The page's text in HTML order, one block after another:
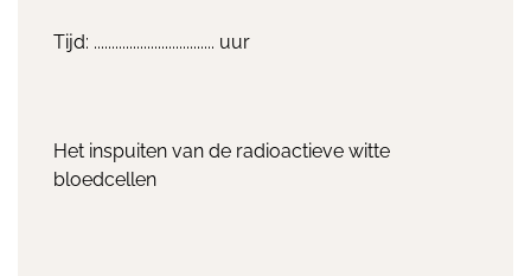
Tijd: .................................. uur
Het inspuiten van de radioactieve witte
bloedcellen